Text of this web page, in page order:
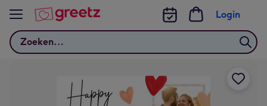
Bekijk meer
Zoeken
Login